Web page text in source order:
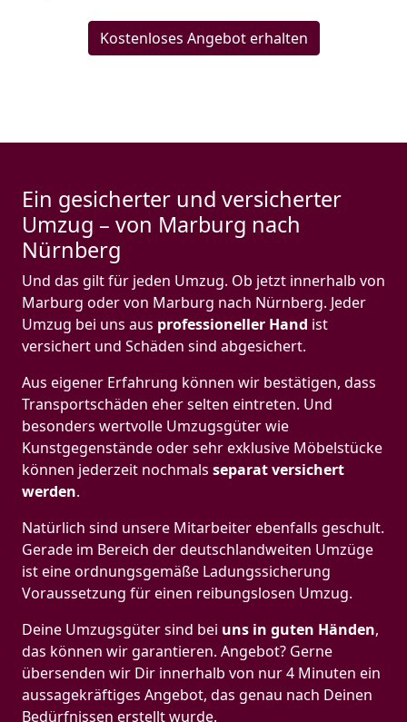
Kostenloses Angebot erhalten
Ein gesicherter und versicherter
Umzug – von Marburg nach
Nürnberg
Und das gilt für jeden Umzug. Ob jetzt innerhalb von
Marburg oder von Marburg nach Nürnberg. Jeder
Umzug bei uns aus professioneller Hand ist
versichert und Schäden sind abgesichert.
Aus eigener Erfahrung können wir bestätigen, dass
Transportschäden eher selten eintreten. Und
besonders wertvolle Umzugsgüter wie
Kunstgegenstände oder sehr exklusive Möbelstücke
können jederzeit nochmals separat versichert
werden.
Natürlich sind unsere Mitarbeiter ebenfalls geschult.
Gerade im Bereich der deutschlandweiten Umzüge
ist eine ordnungsgemäße Ladungssicherung
Voraussetzung für einen reibungslosen Umzug.
Deine Umzugsgüter sind bei uns in guten Händen,
das können wir garantieren. Angebot? Gerne
übersenden wir Dir innerhalb von nur 4 Minuten ein
aussagekräftiges Angebot, das genau nach Deinen
Bedürfnissen erstellt wurde.